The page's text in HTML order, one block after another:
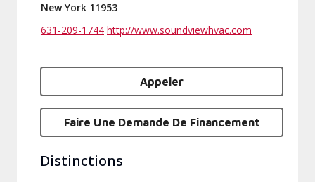
New York 11953
631-209-1744 http://www.soundviewhvac.com
Appeler
Faire Une Demande De Financement
Distinctions